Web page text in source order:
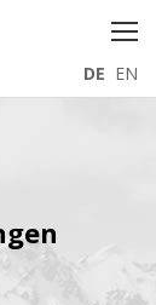
DE EN